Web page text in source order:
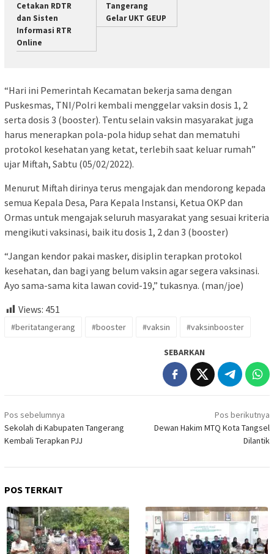
Cetakan RDTR
dan Sisten
Informasi RTR
Online
Tangerang
Gelar UKT GEUP
“Hari ini Pemerintah Kecamatan bekerja sama dengan
Puskesmas, TNI/Polri kembali menggelar vaksin dosis 1, 2
serta dosis 3 (booster). Tentu selain vaksin masyarakat juga
harus menerapkan pola-pola hidup sehat dan mematuhi
protokol kesehatan yang ketat, terlebih saat keluar rumah”
ujar Miftah, Sabtu (05/02/2022).
Menurut Miftah dirinya terus mengajak dan mendorong kepada
semua Kepala Desa, Para Kepala Instansi, Ketua OKP dan
Ormas untuk mengajak seluruh masyarakat yang sesuai kriteria
mengikuti vaksinasi, baik itu dosis 1, 2 dan 3 (booster)
“Jangan kendor pakai masker, disiplin terapkan protokol
kesehatan, dan bagi yang belum vaksin agar segera vaksinasi.
Ayo sama-sama kita lawan covid-19,” tukasnya. (man/joe)
Views: 451
#beritatangerang #booster #vaksin #vaksinbooster
SEBARKAN
Navigasi
pos
Pos sebelumnya
Sekolah di Kabupaten Tangerang
Kembali Terapkan PJJ
Pos berikutnya
Dewan Hakim MTQ Kota Tangsel
Dilantik
POS TERKAIT